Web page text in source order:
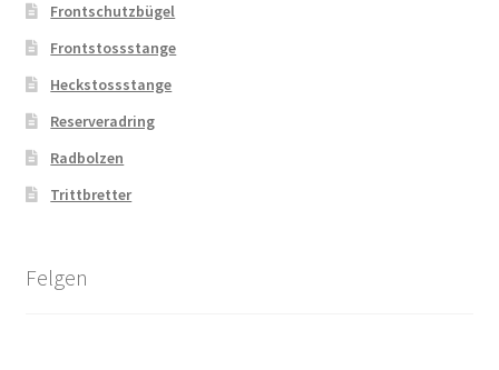
Frontschutzbügel
Frontstossstange
Heckstossstange
Reserveradring
Radbolzen
Trittbretter
Felgen